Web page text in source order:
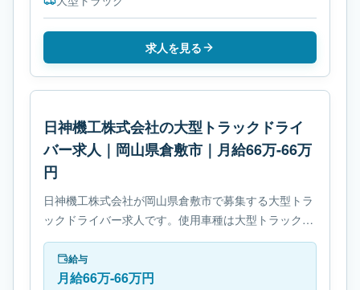
求人を見る
日神機工株式会社の大型トラックドライ
バー求人｜岡山県倉敷市｜月給66万-66万
円
日神機工株式会社が岡山県倉敷市で募集する大型トラ
ックドライバー求人です。使用車種は大型トラックで
す。勤務時間は- 休憩時間: 60分です。必要免許は- 中
型自動車免許です。
給与
月給66万-66万円